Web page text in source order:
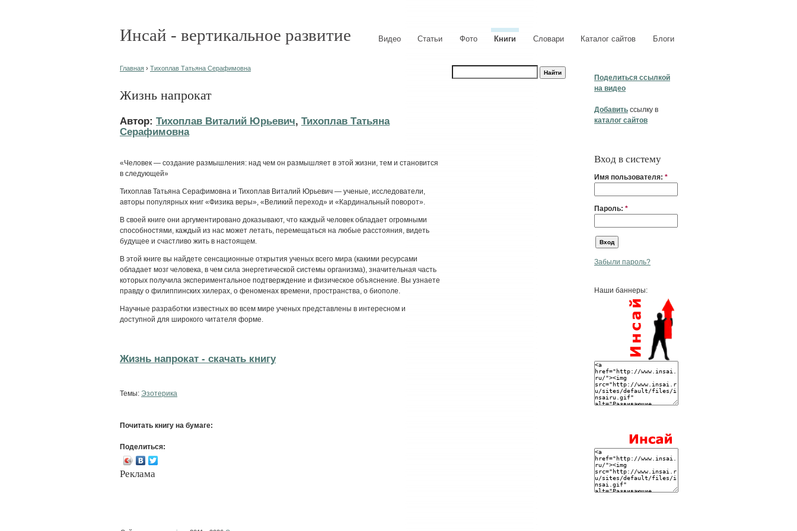
Инсай - вертикальное развитие Видео Статьи Фото Книги Словари Каталог сайтов Блоги
Поделиться ссылкой
на видео
Добавить ссылку в
каталог сайтов
Вход в систему
Имя пользователя: *
Пароль: *
Забыли пароль?
Наши баннеры:
Главная › Тихоплав Татьяна Серафимовна
Жизнь напрокат
Автор: Тихоплав Виталий Юрьевич, Тихоплав Татьяна
Серафимовна
«Человек — создание размышления: над чем он размышляет в этой жизни, тем и становится
в следующей»
Тихоплав Татьяна Серафимовна и Тихоплав Виталий Юрьевич — ученые, исследователи,
авторы популярных книг «Физика веры», «Великий переход» и «Кардинальный поворот».
В своей книге они аргументировано доказывают, что каждый человек обладает огромными
способностями, каждый из нас может летать, перемещаться на любые расстояния, видеть
будущее и счастливо жить в настоящем.
В этой книге вы найдете сенсационные открытия ученых всего мира (какими ресурсами
обладает мозг человека, в чем сила энергетической системы организма), значительная часть
которых получила экспериментальное подтверждение и физическое объяснение. Вы узнаете
правду о филиппинских хилерах, о феноменах времени, пространства, о биополе.
Научные разработки известных во всем мире ученых представлены в интересном и
доступной для широкого читателя форме.
Жизнь напрокат - cкачать книгу
Темы: Эзотерика
Почитать книгу на бумаге:
Поделиться:
Реклама